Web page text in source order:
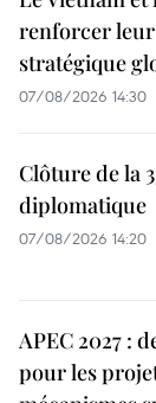
renforcer
stratégique
07/08/2026 14:30
Clôture de la
diplomatique
07/08/2026 14:20
APEC 2027 :
pour les